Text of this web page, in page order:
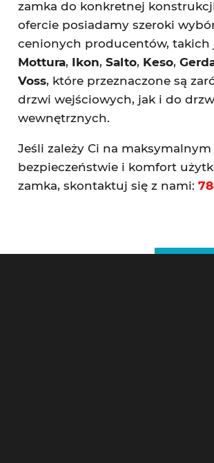
zamka do konkretnej
ofercie posiadamy szeroki
cenionych producentów, takich
Mottura, Ikon, Salto, Keso,
Voss, które przeznaczone są
drzwi wejściowych, jak i do
wewnętrznych.
Jeśli zależy Ci na maksymalnym
bezpieczeństwie i komfort
zamka, skontaktuj się z nami: